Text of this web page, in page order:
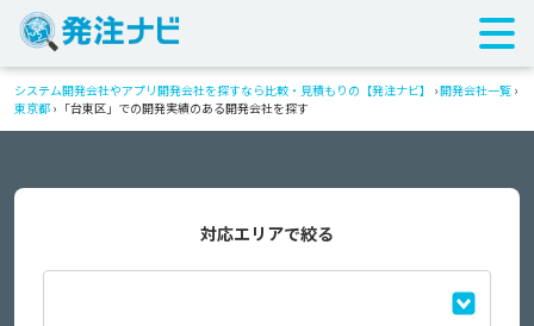
システム開発会社やアプリ開発会社を探すなら比較・見積もりの【発注ナビ】 ›開発会社一覧 ›
東京都 › 「台東区」での開発実績のある開発会社を探す
対応エリアで絞る